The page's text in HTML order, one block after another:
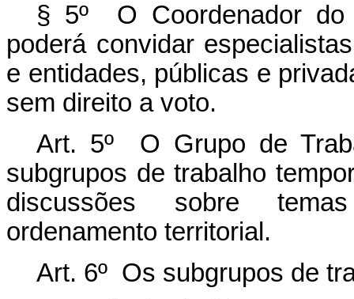
§ 5º O Coordenador do
poderá convidar
e entidades, públicas e
sem direito a voto.
Art. 5º O Grupo de
subgrupos de trabalho
discussões sobre
ordenamento territorial.
Art. 6º Os subgrupos de